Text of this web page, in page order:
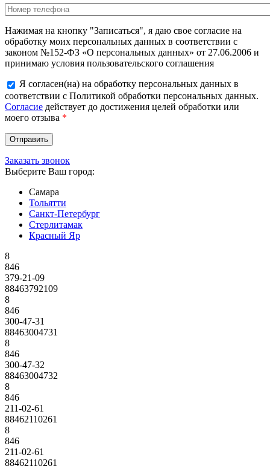
Нажимая на кнопку "Записаться", я даю свое согласие на
обработку моих персональных данных в соответствии с
законом №152-ФЗ «О персональных данных» от 27.06.2006 и
принимаю условия пользовательского соглашения
Я согласен(на) на обработку персональных данных в
соответствии с Политикой обработки персональных данных.
Согласие действует до достижения целей обработки или
моего отзыва *
Заказать звонок
Выберите Ваш город:
Самара
Тольятти
Санкт-Петербург
Стерлитамак
Красный Яр
8
846
379-21-09
88463792109
8
846
300-47-31
88463004731
8
846
300-47-32
88463004732
8
846
211-02-61
88462110261
8
846
211-02-61
88462110261